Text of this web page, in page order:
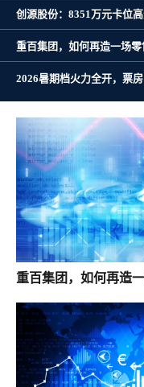
创源股份：8351万元卡位
重百集团，如何再造一场零
2026暑期档火力全开，票
重百集团，如何再造